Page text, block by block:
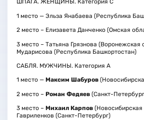
ШПАГА. ЖЕНЩИНЫ. Категория С
1 место — Эльза Янабаева (Республика
2 место – Елизавета Данченко (Омская
3 место – Татьяна Грязнова (Воронежская
Мударисова (Республика Башкортостан)
САБЛЯ. МУЖЧИНЫ. Категория А
1 место — Максим Шабуров
2 место – Роман Федяев(Санкт-
3 место – Михаил Карпов(Новосибирская
Гавриленков (Санкт-Петербург)